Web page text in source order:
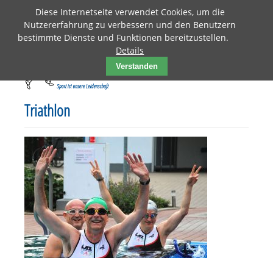
Triathlon
Diese Internetseite verwendet Cookies, um die
Nutzererfahrung zu verbessern und den Benutzern
bestimmte Dienste und Funktionen bereitzustellen.
Details
Verstanden